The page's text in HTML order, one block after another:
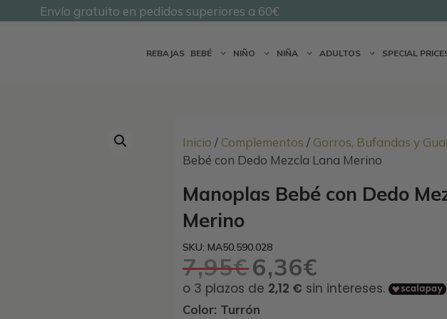
Envío gratuito en pedidos superiores a 60€
@undermonkeyskids
REBAJAS BEBÉ NIÑO NIÑA ADULTOS SPECIAL
Inicio / Complementos / Gorros, Bufandas y
Bebé con Dedo Mezcla Lana Merino
Manoplas Bebé con Dedo
Merino
SKU: MA50.590.028
7,95€ El
precio
6,36€
precio
Color: Turrón